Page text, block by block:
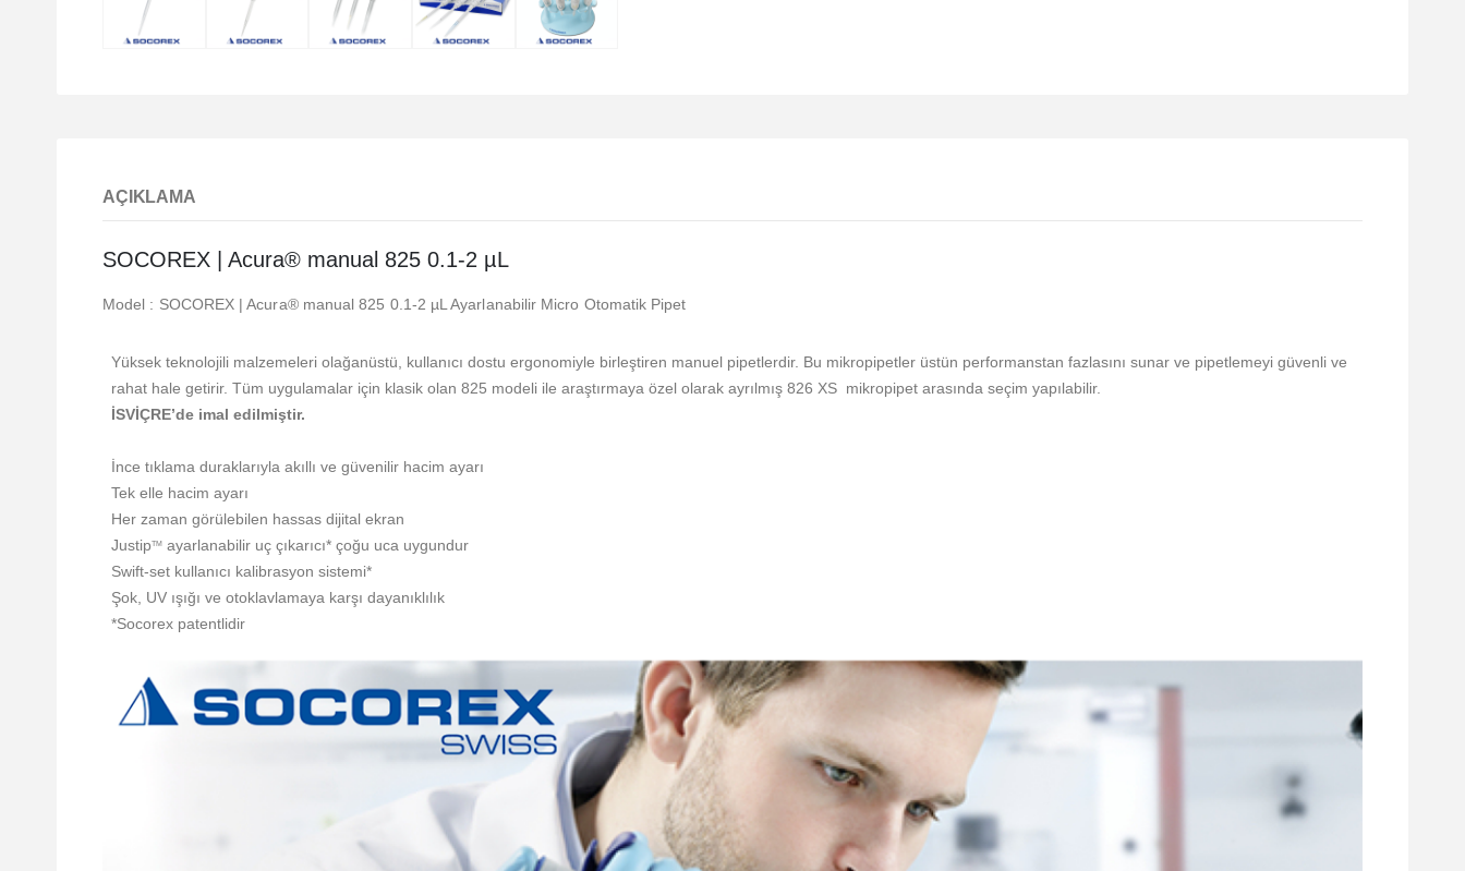
AÇIKLAMA
SOCOREX | Acura® manual 825 0.1-2 µL
Model : SOCOREX | Acura® manual 825 0.1-2 µL Ayarlanabilir Micro Otomatik Pipet
Yüksek teknolojili malzemeleri olağanüstü, kullanıcı dostu ergonomiyle birleştiren manuel pipetlerdir. Bu mikropipetler üstün performanstan fazlasını sunar ve pipetlemeyi güvenli ve
rahat hale getirir. Tüm uygulamalar için klasik olan 825 modeli ile araştırmaya özel olarak ayrılmış 826 XS mikropipet arasında seçim yapılabilir.
İSVİÇRE’de imal edilmiştir.
İnce tıklama duraklarıyla akıllı ve güvenilir hacim ayarı
Tek elle hacim ayarı
Her zaman görülebilen hassas dijital ekran
JustipTM
ayarlanabilir uç çıkarıcı* çoğu uca uygundur
Swift-set kullanıcı kalibrasyon sistemi*
Şok, UV ışığı ve otoklavlamaya karşı dayanıklılık
*Socorex patentlidir